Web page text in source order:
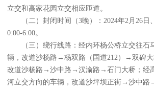
立交和高家花园立交相应匝道。
（二）封闭时间（3晚）：2024年2月26日
0:00-6:00。
（三）绕行线路：经内环杨公桥立交往石
辆，改道沙杨路→杨双路（国道212）→双碑
改道沙杨路→沙中路→汉渝路→石门大桥；经
河立交方向的车辆，改道沙坪坝正街→沙中